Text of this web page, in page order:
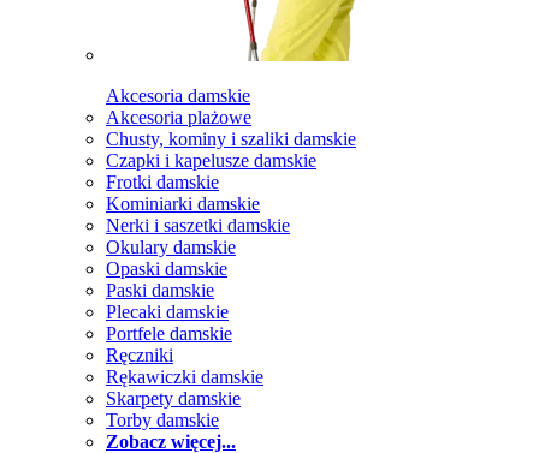
Akcesoria damskie
Akcesoria plażowe
Chusty, kominy i szaliki damskie
Czapki i kapelusze damskie
Frotki damskie
Kominiarki damskie
Nerki i saszetki damskie
Okulary damskie
Opaski damskie
Paski damskie
Plecaki damskie
Portfele damskie
Ręczniki
Rękawiczki damskie
Skarpety damskie
Torby damskie
Zobacz więcej...